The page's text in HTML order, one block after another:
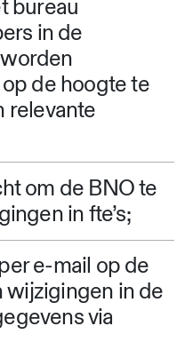
bureau
in de
de hoogte te
relevante
om de BNO te
in fte’s;
e-mail op de
wijzigingen in de
via